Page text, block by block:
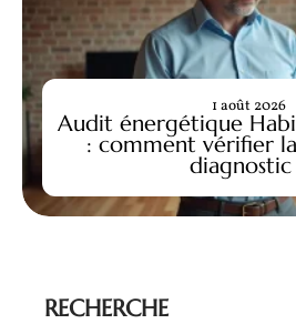
Audit énergétique
: comment vérifier
diagnostic
1 août 2026
RECHERCHE